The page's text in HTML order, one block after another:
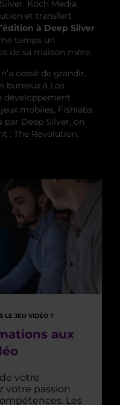
Koch Media
et transfert
à Deep Silver
temps un
de sa maison mère.
cessé de grandir.
bureaux à Los
développement
mobiles, Fishlabs,
par Deep Silver, on
: The Revolution,
LE JEU VIDÉO ?
aux
votre
votre passion
Les